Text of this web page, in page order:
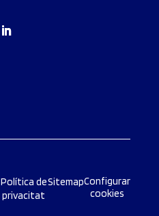
Política de
privacitat
SitemapConfigurar
cookies